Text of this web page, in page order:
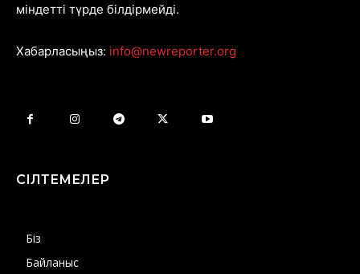
міндетті түрде білдірмейді.
Хабарласыңыз: info@newreporter.org
СІЛТЕМЕЛЕР
Біз
Байланыс